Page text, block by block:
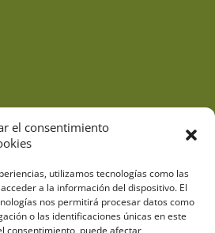
el consentimiento
utilizamos tecnologías como las
a la información del dispositivo. El
nos permitirá procesar datos como
o las identificaciones únicas en este
consentimiento, puede afectar